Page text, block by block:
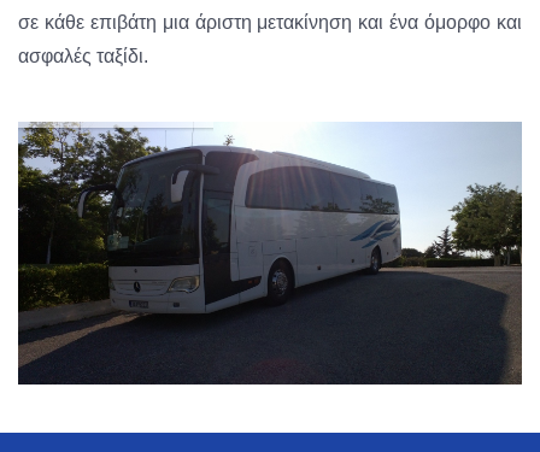
σε κάθε επιβάτη μια άριστη μετακίνηση και ένα όμορφο και
ασφαλές ταξίδι.